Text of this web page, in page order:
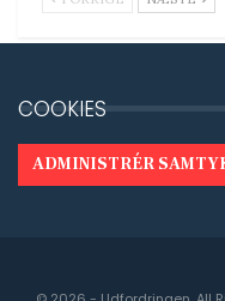
COOKIES
ADMINISTRÉR